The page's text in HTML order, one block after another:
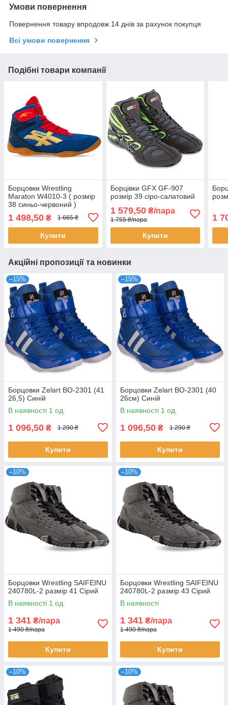
Умови повернення
Повернення товару впродовж 14 днів за рахунок покупця
Всі умови повернення
Подібні товари компанії
Борцовки Wrestling
Maraton W4010-3 ( розмір
38 синьо-червоний )
1 498,50 ₴ 1 665 ₴
Купити
Борцівки GFX GF-907
розмір 39 сіро-салатовий
1 579,50₴/пара
1 755 ₴/пара
Купити
1
Акційні пропозиції та новинки
–15%
Борцовки Zelart BO-2301 (41
26,5) Синій
В наявності 1 од.
1 096,50 ₴ 1 290 ₴
Купити
–15%
Борцовки Zelart BO-2301 (40
26см) Синій
В наявності 1 од.
1 096,50 ₴ 1 290 ₴
Купити
–10%
Борцовки Wrestling SAIFEINU
240780L-2 размір 41 Сірий
В наявності 1 од.
1 341 ₴/пара
1 490 ₴/пара
Купити
–10%
Борцовки Wrestling SAIFEINU
240780L-2 размір 43 Сірий
В наявності
1 341 ₴/пара
1 490 ₴/пара
Купити
–10% –10%